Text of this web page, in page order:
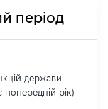
період
держави
рік)